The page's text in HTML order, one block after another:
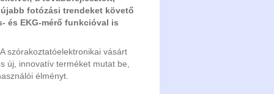
fotózási trendeket követő
és EKG-mérő funkcióval is
szórakoztatóelektronikai vásárt
új, innovatív terméket mutat be,
élményt.